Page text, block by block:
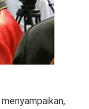
menyampaikan,